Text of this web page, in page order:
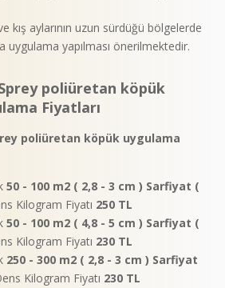
kış aylarının uzun sürdüğü bölgelerde
uygulama yapılması önerilmektedir.
Sprey poliüretan köpük
Fiyatları
poliüretan köpük uygulama
50 - 100 m2 ( 2,8 - 3 cm ) Sarfiyat (
Kilogram Fiyatı 250 TL
50 - 100 m2 ( 4,8 - 5 cm ) Sarfiyat (
Kilogram Fiyatı 230 TL
250 - 300 m2 ( 2,8 - 3 cm ) Sarfiyat
Kilogram Fiyatı 230 TL